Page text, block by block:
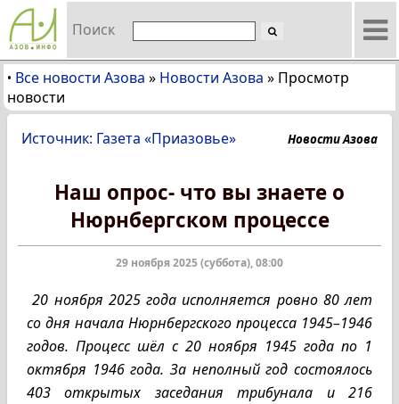
Поиск
• Все новости Азова » Новости Азова » Просмотр
новости
Источник: Газета «Приазовье» Новости Азова
Наш опрос- что вы знаете о
Нюрнбергском процессе
29 ноября 2025 (суббота), 08:00
20 ноября 2025 года исполняется ровно 80 лет
со дня начала Нюрнбергского процесса 1945–1946
годов. Процесс шёл с 20 ноября 1945 года по 1
октября 1946 года. За неполный год состоялось
403 открытых заседания трибунала и 216